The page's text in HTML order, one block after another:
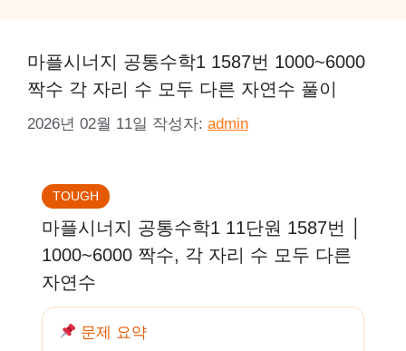
마플시너지 공통수학1 1587번 1000~6000
짝수 각 자리 수 모두 다른 자연수 풀이
2026년 02월 11일 작성자: admin
TOUGH
마플시너지 공통수학1 11단원 1587번 │
1000~6000 짝수, 각 자리 수 모두 다른
자연수
문제 요약